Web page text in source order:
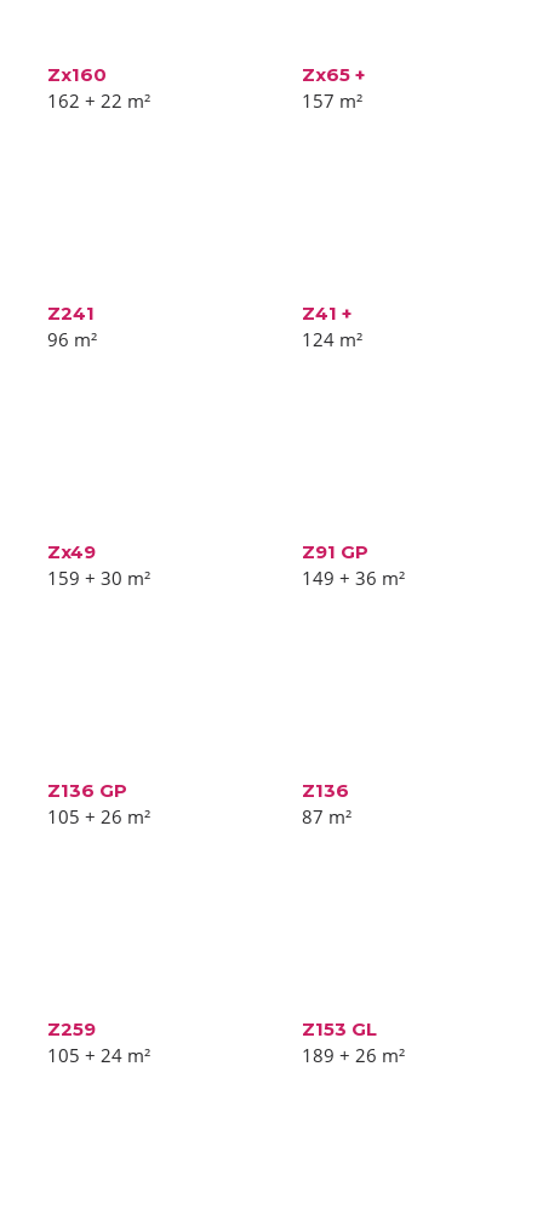
Zx160
162 + 22 m²
Zx65 +
157 m²
Z241
96 m²
Z41 +
124 m²
Zx49
159 + 30 m²
Z91 GP
149 + 36 m²
Z136 GP
105 + 26 m²
Z136
87 m²
Z259
105 + 24 m²
Z153 GL
189 + 26 m²